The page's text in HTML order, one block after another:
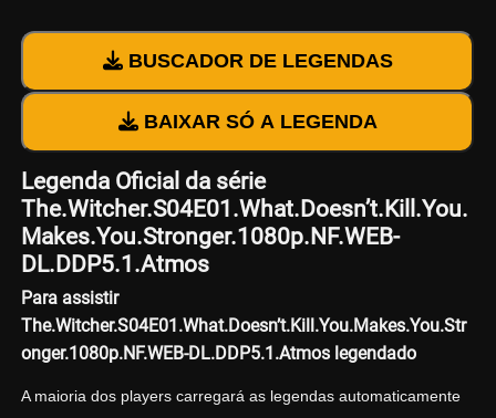
BUSCADOR DE LEGENDAS
BAIXAR SÓ A LEGENDA
Legenda Oficial da série
The.Witcher.S04E01.What.Doesn’t.Kill.You.
Makes.You.Stronger.1080p.NF.WEB-
DL.DDP5.1.Atmos
Para assistir
The.Witcher.S04E01.What.Doesn’t.Kill.You.Makes.You.Str
onger.1080p.NF.WEB-DL.DDP5.1.Atmos legendado
A maioria dos players carregará as legendas automaticamente